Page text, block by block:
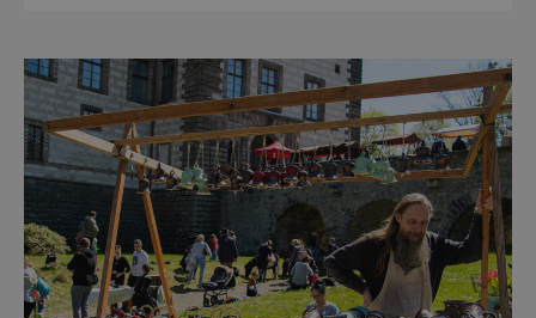
pojmenovaných po klasických českých
autorech a autorkách. Dramaturgie festivalu
v roce 2026 se zaměří na dvě hlavní tém